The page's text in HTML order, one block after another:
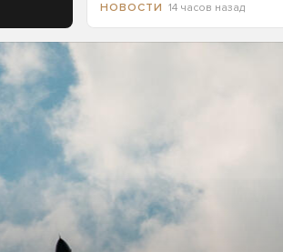
НОВОСТИ 14 часов назад